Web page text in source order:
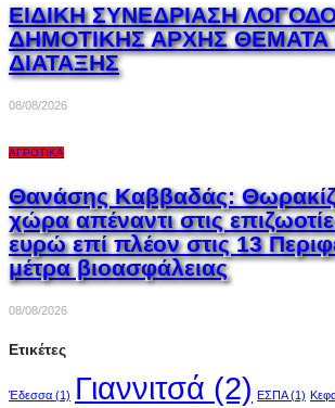
ΕΙΔΙΚΗ ΣΥΝΕΔΡΙΑΣΗ
ΔΗΜΟΤΙΚΗΣ ΑΡΧΗΣ ΘΕΜΑΤΑ
ΔΙΑΤΑΞΗΣ
08/08/2026
ΑΓΡΟΤΙΚΆ
Θανάσης Καββαδάς:
χώρα απέναντι στις
ευρώ επί πλέον στις 13
μέτρα βιοασφάλειας
08/08/2026
Ετικέτες
Έδεσσα (1) Γιαννιτσά (2) ΕΣΠΑ(1)